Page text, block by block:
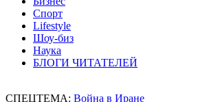
Спорт
Lifestyle
Шоу-биз
Наука
БЛОГИ ЧИТАТЕЛЕЙ
СПЕЦТЕМА: Война в Иране